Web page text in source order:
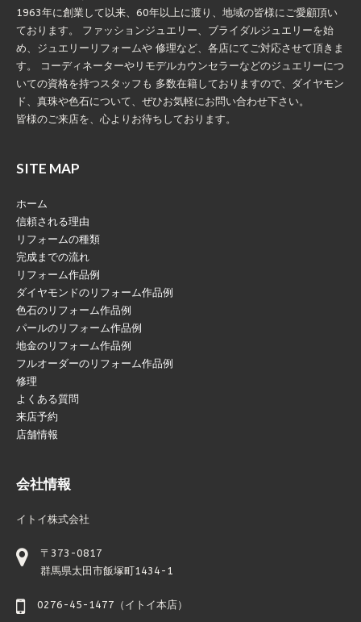
1963年に創業して以来、60年以上に渡り、地域の皆様にご愛顧頂い
ております。 ファッションジュエリー、ブライダルジュエリーを始
め、ジュエリーリフォームや 修理など、各店にてご対応させて頂きま
す。 コーディネーターやリモデルカウンセラーなどのジュエリーにつ
いての資格を持つスタッフも 多数在籍しておりますので、ダイヤモン
ド、真珠や色石について、ぜひお気軽にお問い合わせ下さい。
皆様のご来店を、心よりお待ちしております。
SITE MAP
ホーム
信頼される理由
リフォームの種類
完成までの流れ
リフォーム作品例
ダイヤモンドのリフォーム作品例
色石のリフォーム作品例
パールのリフォーム作品例
地金のリフォーム作品例
フルオーダーのリフォーム作品例
修理
よくある質問
来店予約
店舗情報
会社情報
イトイ株式会社
〒373-0817
群馬県太田市飯塚町1434-1
0276-45-1477（イトイ本店）